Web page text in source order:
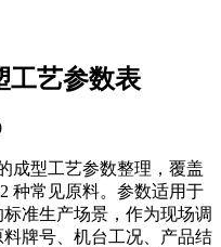
工艺参数表
成型工艺参数整理，覆盖
种常见原料。参数适用于
准生产场景，作为现场调
牌号、机台工况、产品结